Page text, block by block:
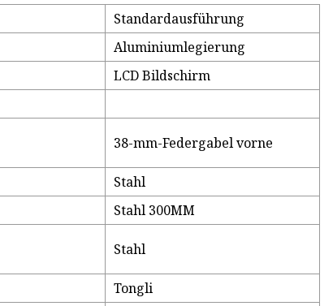
Standardausführung
Aluminiumlegierung
LCD Bildschirm
38-mm-Federgabel vorne
Stahl
Stahl 300MM
Stahl
Tongli